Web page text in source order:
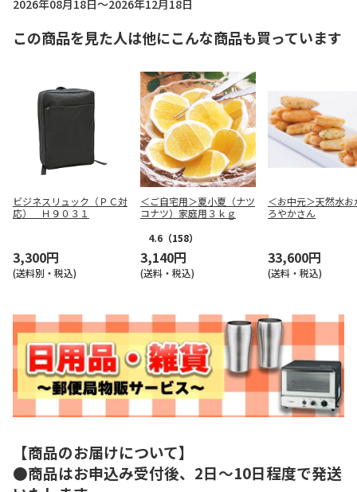
2026年08月18日～2026年12月18日
この商品を見た人は他にこんな商品も買っています
ビジネスリュック（ＰＣ対
応） Ｈ９０３１
3,300円
(送料別・税込)
＜ご自宅用＞夏小夏（ナツ
コナツ）家庭用３ｋｇ
4.6 （158）
3,140円
(送料・税込)
＜お中元＞天然水お
ろやかさん
33,600円
(送料・税込)
【商品のお届けについて】
●商品はお申込み受付後、2日～10日程度で発送